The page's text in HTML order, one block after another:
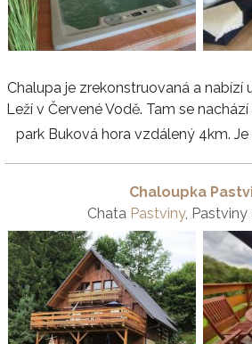
Chalupa je zrekonstruovaná a nabízí
Leží v Červené Vodě. Tam se
park Buková hora vzdálený 4km. Je
Chaloupka
Chata Pastviny, Pastviny